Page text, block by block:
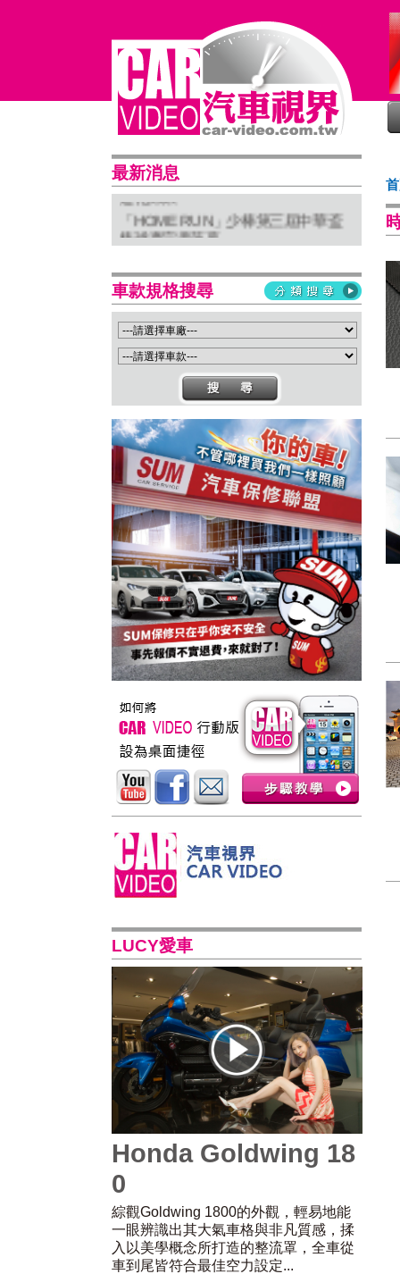
最新消息
普利司通穩馭前行 四大系列改款齊發
進化未來
「HOME RUN」少棒第三屆中華盃
棒球賽完美落幕
點台中亮相
Suzuki 新北土城旗艦店盛大開幕
Isuzu屏東2S新據點開幕 強化南台灣
服務網絡
車款規格搜尋
LUCY愛車
Honda Goldwing 18
0
綜觀Goldwing 1800的外觀，輕易地能
一眼辨識出其大氣車格與非凡質感，揉
入以美學概念所打造的整流罩，全車從
車到尾皆符合最佳空力設定...